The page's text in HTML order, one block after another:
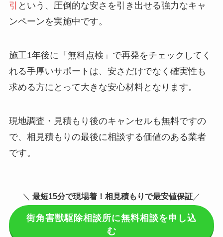
引 という、圧倒的な安さを引き出せる強力なキャ
ンペーンを実施中です。
施工1年後に「無料点検」で再発をチェックしてく
れる手厚いサポートは、安さだけでなく確実性も
求める方にとって大きな安心材料となります。
現地調査・見積もり後のキャンセルも無料ですの
で、相見積もりの最後に相談する価値のある業者
です。
＼ 最短15分で現場着 ！相見積もりで最安値保証 ／
街角害獣駆除相談所に無料相談を申し込
む